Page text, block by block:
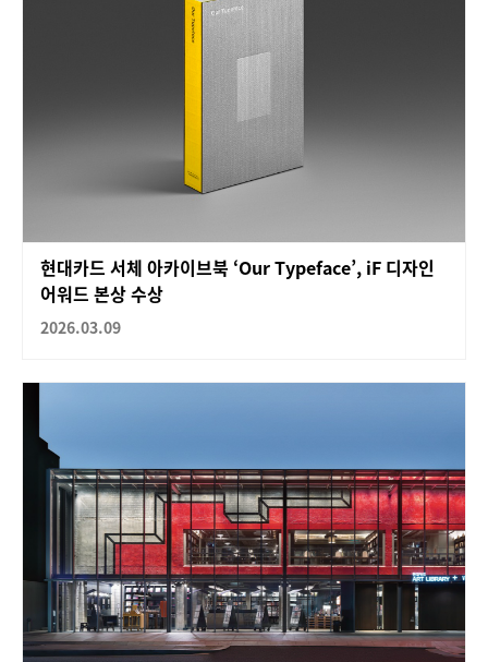
현대카드 서체 아카이브북 ‘Our Typeface’, iF 디자인
어워드 본상 수상
2026.03.09